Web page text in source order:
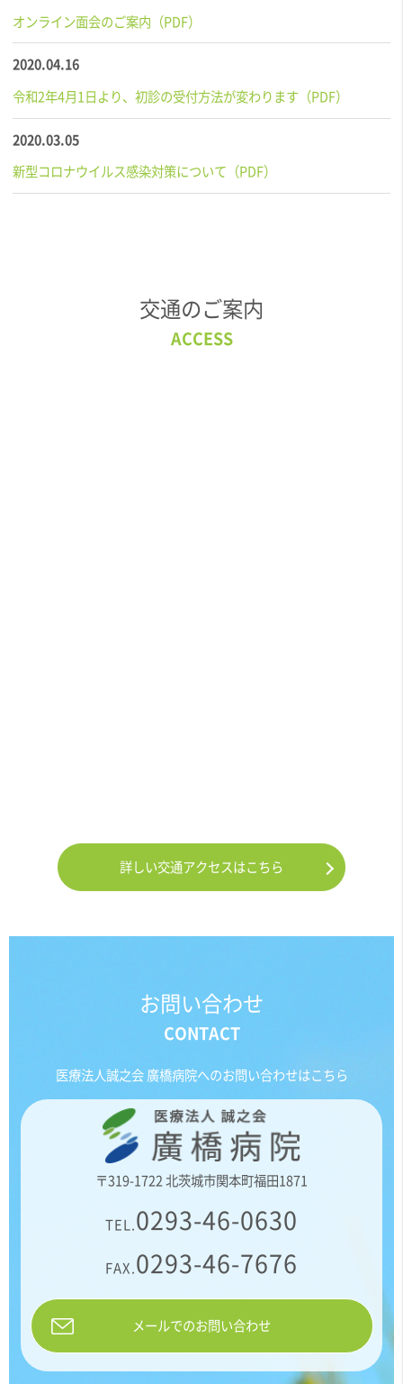
オンライン面会のご案内（PDF）
2020.04.16
令和2年4月1日より、初診の受付方法が変わります（PDF）
2020.03.05
新型コロナウイルス感染対策について（PDF）
交通のご案内
詳しい交通アクセスはこちら
お問い合わせ
医療法人誠之会 廣橋病院へのお問い合わせはこちら
〒319-1722 北茨城市関本町福田1871
TEL.0293-46-0630
FAX.0293-46-7676
メールでのお問い合わせ